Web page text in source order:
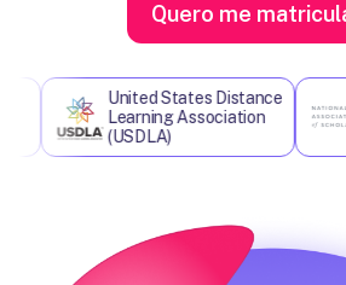
Quero me
United States Distance
Learning Association
(USDLA)